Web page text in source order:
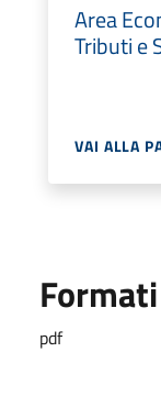
Area
Tributi e
VAI ALLA
pdf